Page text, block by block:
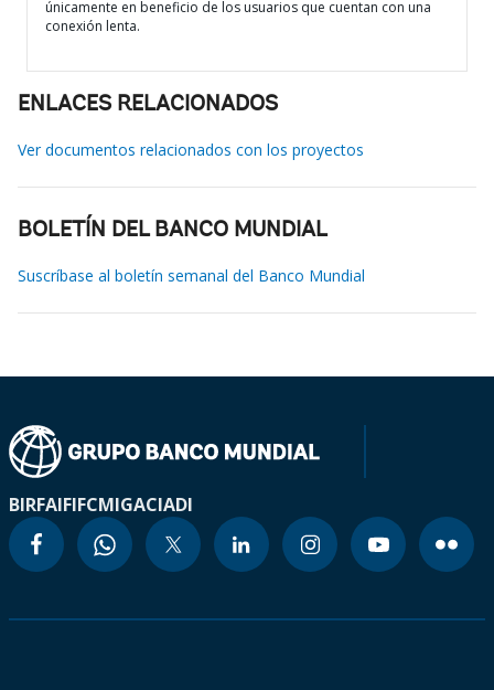
únicamente en beneficio de los usuarios que cuentan con una
conexión lenta.
ENLACES RELACIONADOS
Ver documentos relacionados con los proyectos
BOLETÍN DEL BANCO MUNDIAL
Suscríbase al boletín semanal del Banco Mundial
BIRFAIFIFCMIGACIADI